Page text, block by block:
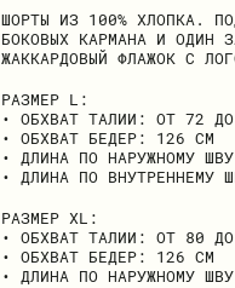
ШОРТЫ ИЗ 100% ХЛОПКА.
БОКОВЫХ КАРМАНА И ОДИН
ЖАККАРДОВЫЙ ФЛАЖОК С
РАЗМЕР L:
• ОБХВАТ ТАЛИИ: ОТ 72
• ОБХВАТ БЕДЕР: 126 СМ
• ДЛИНА ПО НАРУЖНОМУ
• ДЛИНА ПО ВНУТРЕННЕМУ
РАЗМЕР ХL:
• ОБХВАТ ТАЛИИ: ОТ 80
• ОБХВАТ БЕДЕР: 126 СМ
• ДЛИНА ПО НАРУЖНОМУ